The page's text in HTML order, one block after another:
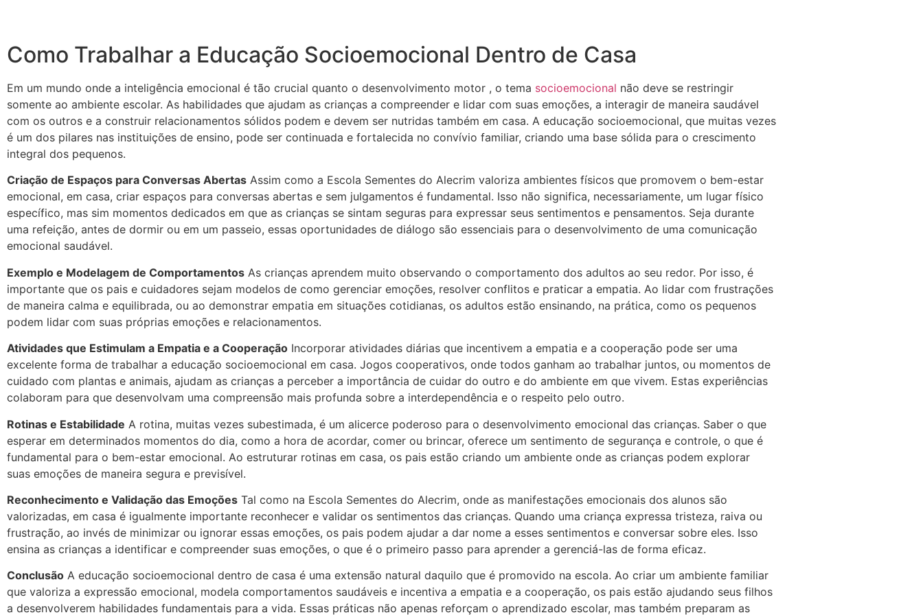
Como Trabalhar a Educação Socioemocional Dentro de Casa
Em um mundo onde a inteligência emocional é tão crucial quanto o desenvolvimento motor , o tema socioemocional não deve se restringir
somente ao ambiente escolar. As habilidades que ajudam as crianças a compreender e lidar com suas emoções, a interagir de maneira saudável
com os outros e a construir relacionamentos sólidos podem e devem ser nutridas também em casa. A educação socioemocional, que muitas vezes
é um dos pilares nas instituições de ensino, pode ser continuada e fortalecida no convívio familiar, criando uma base sólida para o crescimento
integral dos pequenos.
Criação de Espaços para Conversas Abertas Assim como a Escola Sementes do Alecrim valoriza ambientes físicos que promovem o bem-estar
emocional, em casa, criar espaços para conversas abertas e sem julgamentos é fundamental. Isso não significa, necessariamente, um lugar físico
específico, mas sim momentos dedicados em que as crianças se sintam seguras para expressar seus sentimentos e pensamentos. Seja durante
uma refeição, antes de dormir ou em um passeio, essas oportunidades de diálogo são essenciais para o desenvolvimento de uma comunicação
emocional saudável.
Exemplo e Modelagem de Comportamentos As crianças aprendem muito observando o comportamento dos adultos ao seu redor. Por isso, é
importante que os pais e cuidadores sejam modelos de como gerenciar emoções, resolver conflitos e praticar a empatia. Ao lidar com frustrações
de maneira calma e equilibrada, ou ao demonstrar empatia em situações cotidianas, os adultos estão ensinando, na prática, como os pequenos
podem lidar com suas próprias emoções e relacionamentos.
Atividades que Estimulam a Empatia e a Cooperação Incorporar atividades diárias que incentivem a empatia e a cooperação pode ser uma
excelente forma de trabalhar a educação socioemocional em casa. Jogos cooperativos, onde todos ganham ao trabalhar juntos, ou momentos de
cuidado com plantas e animais, ajudam as crianças a perceber a importância de cuidar do outro e do ambiente em que vivem. Estas experiências
colaboram para que desenvolvam uma compreensão mais profunda sobre a interdependência e o respeito pelo outro.
Rotinas e Estabilidade A rotina, muitas vezes subestimada, é um alicerce poderoso para o desenvolvimento emocional das crianças. Saber o que
esperar em determinados momentos do dia, como a hora de acordar, comer ou brincar, oferece um sentimento de segurança e controle, o que é
fundamental para o bem-estar emocional. Ao estruturar rotinas em casa, os pais estão criando um ambiente onde as crianças podem explorar
suas emoções de maneira segura e previsível.
Reconhecimento e Validação das Emoções Tal como na Escola Sementes do Alecrim, onde as manifestações emocionais dos alunos são
valorizadas, em casa é igualmente importante reconhecer e validar os sentimentos das crianças. Quando uma criança expressa tristeza, raiva ou
frustração, ao invés de minimizar ou ignorar essas emoções, os pais podem ajudar a dar nome a esses sentimentos e conversar sobre eles. Isso
ensina as crianças a identificar e compreender suas emoções, o que é o primeiro passo para aprender a gerenciá-las de forma eficaz.
Conclusão A educação socioemocional dentro de casa é uma extensão natural daquilo que é promovido na escola. Ao criar um ambiente familiar
que valoriza a expressão emocional, modela comportamentos saudáveis e incentiva a empatia e a cooperação, os pais estão ajudando seus filhos
a desenvolverem habilidades fundamentais para a vida. Essas práticas não apenas reforçam o aprendizado escolar, mas também preparam as